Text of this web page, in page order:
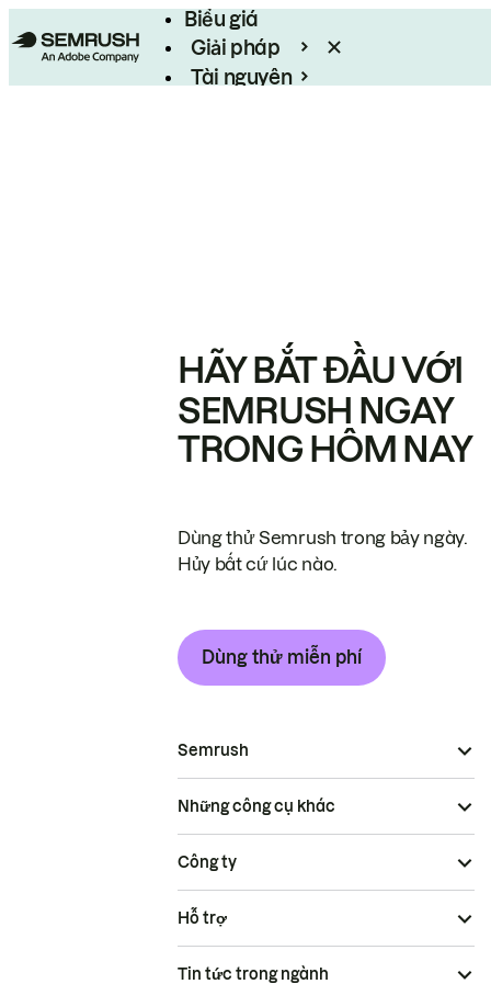
Biểu giá
Giải pháp
Tài nguyên
HÃY BẮT ĐẦU VỚI
SEMRUSH NGAY
TRONG HÔM NAY
Dùng thử Semrush trong bảy ngày.
Hủy bất cứ lúc nào.
Dùng thử miễn phí
Semrush
Những công cụ khác
Công ty
Hỗ trợ
Tin tức trong ngành